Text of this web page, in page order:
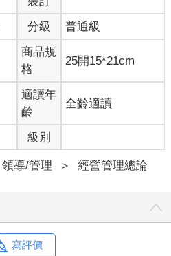
分級 普通級
商品規
格
25開15*21cm
適讀年
齡
全齡適讀
級別
領導/管理 ＞ 經營管理總論
寫評價